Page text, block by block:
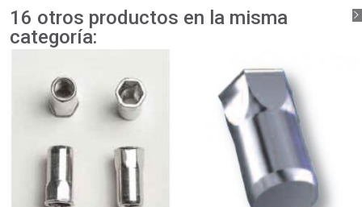
16 otros productos en la misma
categoría: